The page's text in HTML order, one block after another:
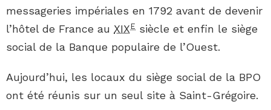
messageries impériales en 1792 avant de devenir
l’hôtel de France au XIX E siècle et enfin le siège
social de la Banque populaire de l’Ouest.
Aujourd’hui, les locaux du siège social de la BPO
ont été réunis sur un seul site à Saint-Grégoire.